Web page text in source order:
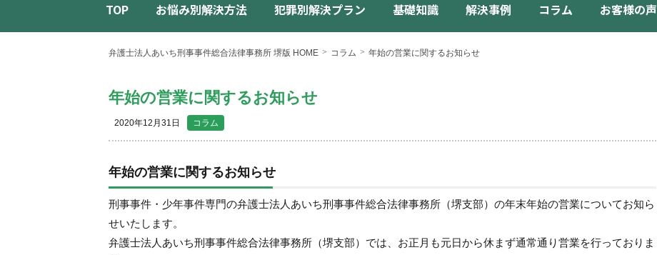
TOP お悩み別解決方法 犯罪別解決プラン 基礎知識 解決事例 コラム お客様の声
弁護士法人あいち刑事事件総合法律事務所 堺版 HOME コラム 年始の営業に関するお知らせ
年始の営業に関するお知らせ
2020年12月31日 コラム
年始の営業に関するお知らせ
刑事事件・少年事件専門の弁護士法人あいち刑事事件総合法律事務所（堺支部）の年末年始の営業についてお知ら
せいたします。
弁護士法人あいち刑事事件総合法律事務所（堺支部）では、お正月も元日から休まず通常通り営業を行っておりま